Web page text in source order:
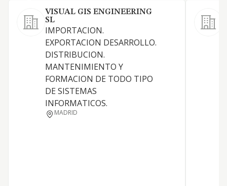
VISUAL GIS ENGINEERING
SL
IMPORTACION.
EXPORTACION DESARROLLO.
DISTRIBUCION.
MANTENIMIENTO Y
FORMACION DE TODO TIPO
DE SISTEMAS
INFORMATICOS.
MADRID